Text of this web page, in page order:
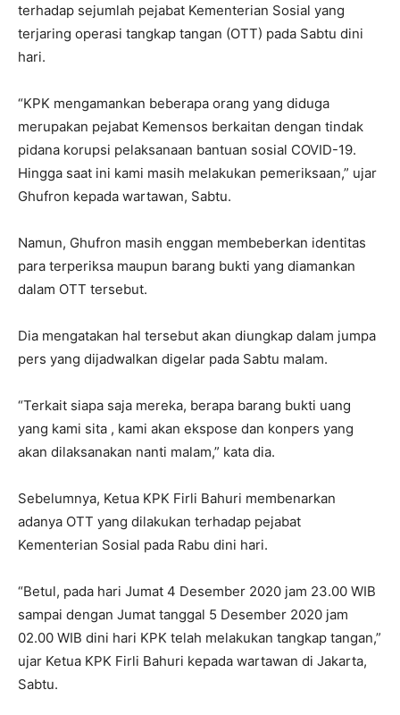
terhadap sejumlah pejabat Kementerian Sosial yang
terjaring operasi tangkap tangan (OTT) pada Sabtu dini
hari.
“KPK mengamankan beberapa orang yang diduga
merupakan pejabat Kemensos berkaitan dengan tindak
pidana korupsi pelaksanaan bantuan sosial COVID-19.
Hingga saat ini kami masih melakukan pemeriksaan,” ujar
Ghufron kepada wartawan, Sabtu.
Namun, Ghufron masih enggan membeberkan identitas
para terperiksa maupun barang bukti yang diamankan
dalam OTT tersebut.
Dia mengatakan hal tersebut akan diungkap dalam jumpa
pers yang dijadwalkan digelar pada Sabtu malam.
“Terkait siapa saja mereka, berapa barang bukti uang
yang kami sita , kami akan ekspose dan konpers yang
akan dilaksanakan nanti malam,” kata dia.
Sebelumnya, Ketua KPK Firli Bahuri membenarkan
adanya OTT yang dilakukan terhadap pejabat
Kementerian Sosial pada Rabu dini hari.
“Betul, pada hari Jumat 4 Desember 2020 jam 23.00 WIB
sampai dengan Jumat tanggal 5 Desember 2020 jam
02.00 WIB dini hari KPK telah melakukan tangkap tangan,”
ujar Ketua KPK Firli Bahuri kepada wartawan di Jakarta,
Sabtu.